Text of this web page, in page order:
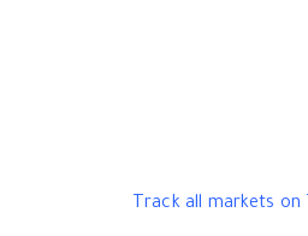
Track all markets on